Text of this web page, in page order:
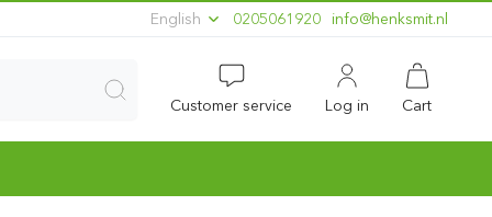
English 0205061920 ln.timskneh@ofni
Customer service Log in Cart